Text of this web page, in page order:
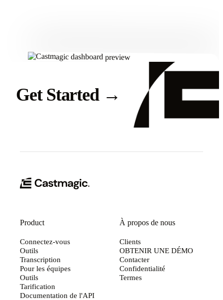
Get Started →
Product
Connectez-vous
Outils
Transcription
Pour les équipes
Outils
Tarification
Documentation de l'API
À propos de nous
Clients
OBTENIR UNE DÉMO
Contacter
Confidentialité
Termes